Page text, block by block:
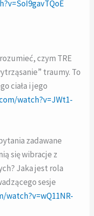
czym TRE
traumy. To
ciała i jego
watch?v=JWt1-
zadawane
się wibracje z
Jaka jest rola
sesje